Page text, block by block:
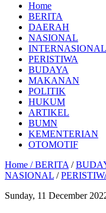
Home
BERITA
DAERAH
NASIONAL
INTERNASIONAL
PERISTIWA
BUDAYA
MAKANAN
POLITIK
HUKUM
ARTIKEL
BUMN
KEMENTERIAN
OTOMOTIF
Home /BERITA /
NASIONAL /
Sunday, 11 December